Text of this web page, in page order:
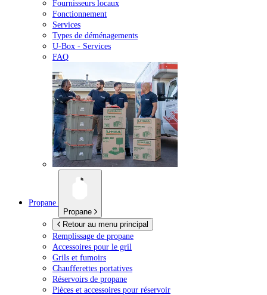
Fournisseurs locaux
Fonctionnement
Services
Types de déménagements
U-Box - Services
FAQ
Propane
Propane
Retour au menu principal
Remplissage de propane
Accessoires pour le gril
Grils et fumoirs
Chaufferettes portatives
Réservoirs de propane
Pièces et accessoires pour réservoir